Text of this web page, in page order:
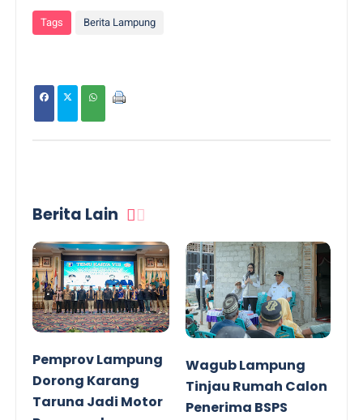
Tags Berita Lampung
Berita Lain
Pemprov Lampung
Dorong Karang
Taruna Jadi Motor
Wagub Lampung
Tinjau Rumah Calon
Penerima BSPS